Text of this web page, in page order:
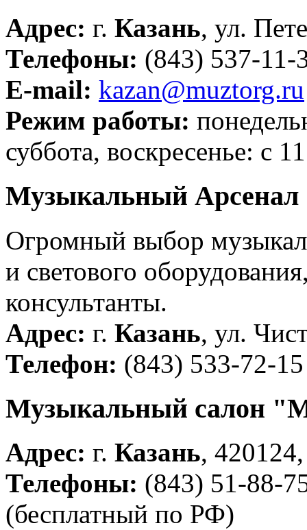
Адрес: г. Казань, ул.
Телефоны: (843) 537-11-
E-mail: kazan@muztorg.ru
Режим работы:
суббота, воскресенье: с
Музыкальный Арсенал
Огромный выбор
и светового
консультанты.
Адрес: г. Казань, ул.
Телефон: (843) 533-72-15
Музыкальный салон
Адрес: г. Казань,
Телефоны: (843) 51-88-
(бесплатный по РФ)